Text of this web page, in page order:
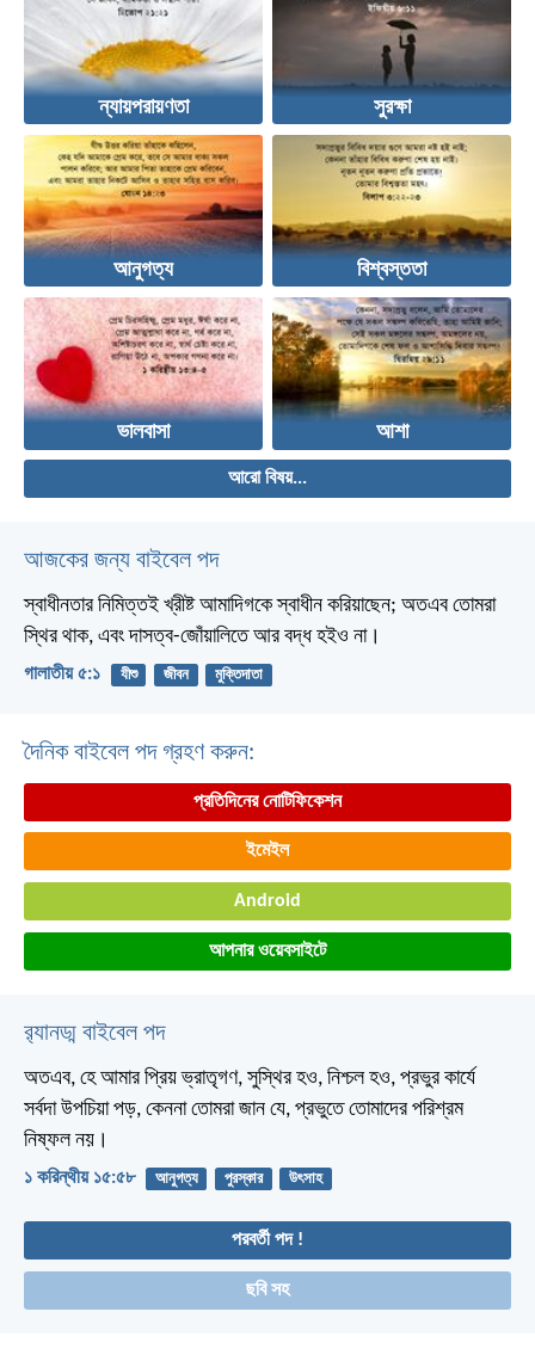
ন্যায়পরায়ণতা সুরক্ষা
আনুগত্য বিশ্বস্ততা
ভালবাসা আশা
আরো বিষয়...
আজকের জন্য বাইবেল পদ
স্বাধীনতার নিমিত্তই খ্রীষ্ট আমাদিগকে স্বাধীন করিয়াছেন; অতএব তোমরা
স্থির থাক, এবং দাসত্ব-জোঁয়ালিতে আর বদ্ধ হইও না।
গালাতীয় ৫:১ যীশু জীবন মুক্তিদাতা
দৈনিক বাইবেল পদ গ্রহণ করুন:
প্রতিদিনের নোটিফিকেশন
ইমেইল
Android
আপনার ওয়েবসাইটে
র‌্যানড্ম বাইবেল পদ
অতএব, হে আমার প্রিয় ভ্রাতৃগণ, সুস্থির হও, নিশ্চল হও, প্রভুর কার্যে
সর্বদা উপচিয়া পড়, কেননা তোমরা জান যে, প্রভুতে তোমাদের পরিশ্রম
নিষ্ফল নয়।
১ করিন্থীয় ১৫:৫৮ আনুগত্য পুরস্কার উৎসাহ
পরবর্তী পদ !
ছবি সহ